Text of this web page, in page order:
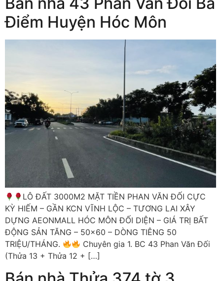
Điểm Huyện Hóc Môn
LÔ ĐẤT 3000M2 MẶT TIỀN PHAN VĂN ĐỐI CỰC
KỲ HIẾM – GẦN KCN VĨNH LỘC – TƯƠNG LAI XÂY
DỰNG AEONMALL HÓC MÔN ĐỐI DIỆN – GIÁ TRỊ BẤT
ĐỘNG SẢN TĂNG – 50×60 – DÒNG TIÊNG 50
TRIỆU/THÁNG.
Chuyên gia 1. BC 43 Phan Văn Đối
(Thửa 13 + Thửa 12 + […]